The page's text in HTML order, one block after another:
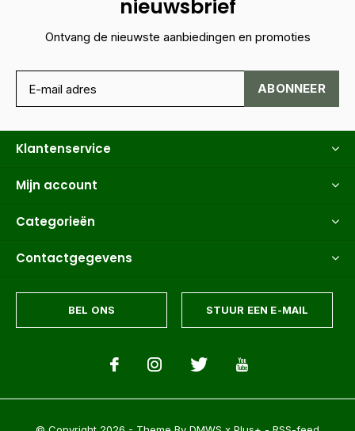
nieuwsbrief
Ontvang de nieuwste aanbiedingen en promoties
ABONNEER
Klantenservice
Mijn account
Categorieën
Contactgegevens
BEL ONS STUUR EEN E-MAIL